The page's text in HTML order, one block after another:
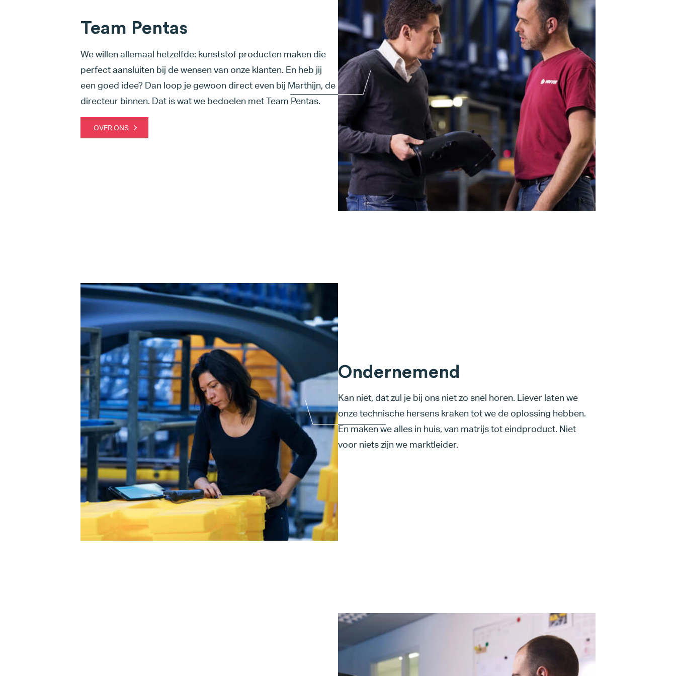
Team Pentas
We willen allemaal hetzelfde: kunststof producten maken die
perfect aansluiten bij de wensen van onze klanten. En heb jij
een goed idee? Dan loop je gewoon direct even bij Marthijn, de
directeur binnen. Dat is wat we bedoelen met Team Pentas.
OVER ONS
Ondernemend
Kan niet, dat zul je bij ons niet zo snel horen. Liever laten we
onze technische hersens kraken tot we de oplossing hebben.
En maken we alles in huis, van matrijs tot eindproduct. Niet
voor niets zijn we marktleider.